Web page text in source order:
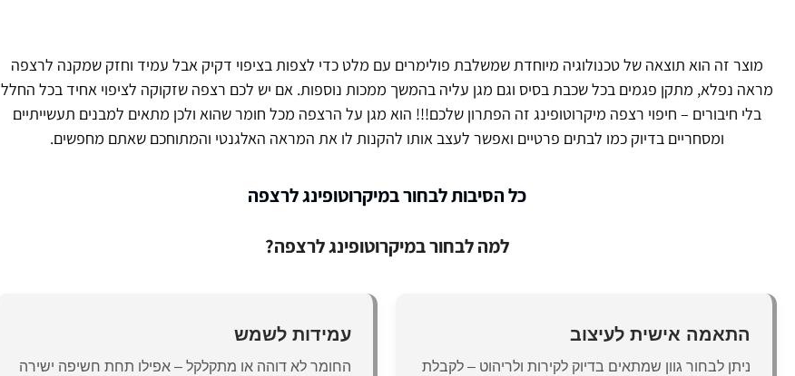
מוצר זה הוא תוצאה של טכנולוגיה מיוחדת שמשלבת פולימרים עם מלט כדי לצפות בציפוי דקיק אבל עמיד וחזק שמקנה לרצפה
מראה נפלא, מתקן פגמים בכל שכבת בסיס וגם מגן עליה בהמשך ממכות נוספות. אם יש לכם רצפה שזקוקה לציפוי אחיד בכל החלל
בלי חיבורים – חיפוי רצפה מיקרוטופינג זה הפתרון שלכם!!! הוא מגן על הרצפה מכל חומר שהוא ולכן מתאים למבנים תעשייתיים
ומסחריים בדיוק כמו לבתים פרטיים ואפשר לעצב אותו להקנות לו את המראה האלגנטי והמתוחכם שאתם מחפשים.
כל הסיבות לבחור במיקרוטופינג לרצפה
למה לבחור במיקרוטופינג לרצפה?
התאמה אישית לעיצוב
ניתן לבחור גוון שמתאים בדיוק לקירות ולריהוט – לקבלת
עמידות לשמש
החומר לא דוהה או מתקלקל – אפילו תחת חשיפה ישירה